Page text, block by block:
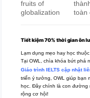
fruits of
globalization
toàn
Tiết kiệm 70% thời gian ôn
Lạm dụng mẹo hay học
Tại OWL, chìa khóa bứt phá
Giáo trình IELTS cập nhật
triển ý tưởng, OWL giúp bạn
học. Đây chính là con đường
rộng cơ hội!